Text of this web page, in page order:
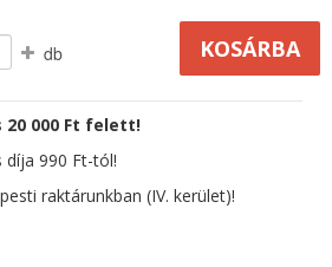
db
000 Ft felett!
díja 990 Ft-tól!
raktárunkban (IV. kerület)!